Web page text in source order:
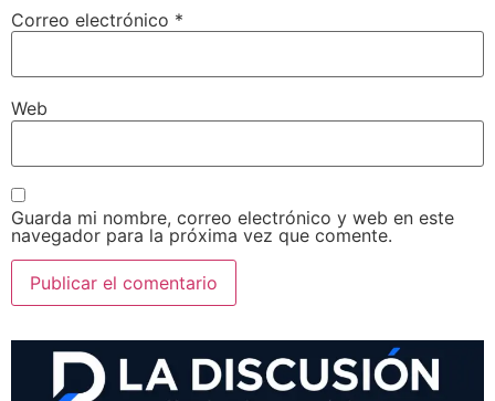
Correo electrónico *
Web
Guarda mi nombre, correo electrónico y web en este
navegador para la próxima vez que comente.